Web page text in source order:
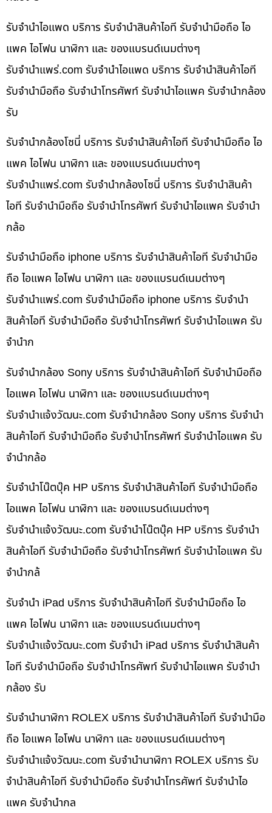
รับจำนำไอแพด บริการ รับจำนำสินค้าไอที รับจำนำมือถือ ไอ
แพค ไอโฟน นาฬิกา และ ของแบรนด์เนมต่างๆ
รับจํานําแพร่.com รับจำนำไอแพด บริการ รับจำนำสินค้าไอที
รับจำนำมือถือ รับจำนำโทรศัพท์ รับจำนำไอแพค รับจำนำกล้อง
รับ
รับจำนำกล้องโซนี่ บริการ รับจำนำสินค้าไอที รับจำนำมือถือ ไอ
แพค ไอโฟน นาฬิกา และ ของแบรนด์เนมต่างๆ
รับจํานําแพร่.com รับจำนำกล้องโซนี่ บริการ รับจำนำสินค้า
ไอที รับจำนำมือถือ รับจำนำโทรศัพท์ รับจำนำไอแพค รับจำนำ
กล้อ
รับจำนำมือถือ iphone บริการ รับจำนำสินค้าไอที รับจำนำมือ
ถือ ไอแพค ไอโฟน นาฬิกา และ ของแบรนด์เนมต่างๆ
รับจํานําแพร่.com รับจำนำมือถือ iphone บริการ รับจำนำ
สินค้าไอที รับจำนำมือถือ รับจำนำโทรศัพท์ รับจำนำไอแพค รับ
จำนำก
รับจำนำกล้อง Sony บริการ รับจำนำสินค้าไอที รับจำนำมือถือ
ไอแพค ไอโฟน นาฬิกา และ ของแบรนด์เนมต่างๆ
รับจํานําแจ้งวัฒนะ.com รับจำนำกล้อง Sony บริการ รับจำนำ
สินค้าไอที รับจำนำมือถือ รับจำนำโทรศัพท์ รับจำนำไอแพค รับ
จำนำกล้อ
รับจำนำโน๊ตบุ๊ค HP บริการ รับจำนำสินค้าไอที รับจำนำมือถือ
ไอแพค ไอโฟน นาฬิกา และ ของแบรนด์เนมต่างๆ
รับจํานําแจ้งวัฒนะ.com รับจำนำโน๊ตบุ๊ค HP บริการ รับจำนำ
สินค้าไอที รับจำนำมือถือ รับจำนำโทรศัพท์ รับจำนำไอแพค รับ
จำนำกล้
รับจำนำ iPad บริการ รับจำนำสินค้าไอที รับจำนำมือถือ ไอ
แพค ไอโฟน นาฬิกา และ ของแบรนด์เนมต่างๆ
รับจํานําแจ้งวัฒนะ.com รับจำนำ iPad บริการ รับจำนำสินค้า
ไอที รับจำนำมือถือ รับจำนำโทรศัพท์ รับจำนำไอแพค รับจำนำ
กล้อง รับ
รับจำนำนาฬิกา ROLEX บริการ รับจำนำสินค้าไอที รับจำนำมือ
ถือ ไอแพค ไอโฟน นาฬิกา และ ของแบรนด์เนมต่างๆ
รับจํานําแจ้งวัฒนะ.com รับจำนำนาฬิกา ROLEX บริการ รับ
จำนำสินค้าไอที รับจำนำมือถือ รับจำนำโทรศัพท์ รับจำนำไอ
แพค รับจำนำกล